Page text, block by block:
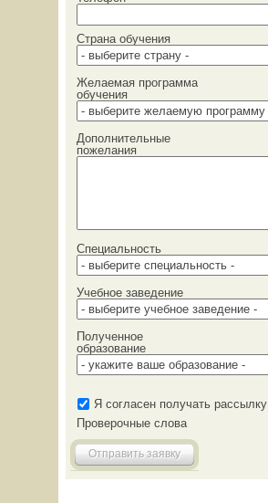
Страна обучения
Желаемая программа
обучения
Дополнительные
пожелания
Специальность
Учебное заведение
Полученное
образование
Я согласен получать рассылку
Проверочные слова
Отправить заявку